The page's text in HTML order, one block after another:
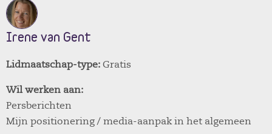
Irene van Gent
Lidmaatschap-type: Gratis
Wil werken aan:
Persberichten
Mijn positionering / media-aanpak in het algemeen